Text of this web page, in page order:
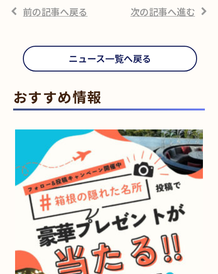
前の記事へ戻る 次の記事へ進む
ニュース一覧へ戻る
おすすめ情報